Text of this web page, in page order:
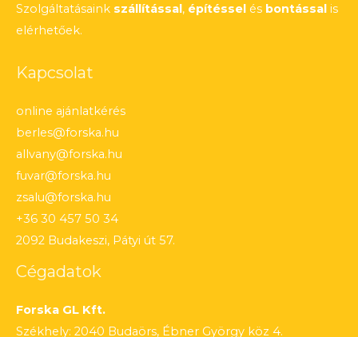
Szolgáltatásaink szállítással, építéssel és bontással is
elérhetőek.
Kapcsolat
online ajánlatkérés
berles@forska.hu
allvany@forska.hu
fuvar@forska.hu
zsalu@forska.hu
+36 30 457 50 34
2092 Budakeszi, Pátyi út 57.
Cégadatok
Forska GL Kft.
Székhely: 2040 Budaörs, Ébner György köz 4.